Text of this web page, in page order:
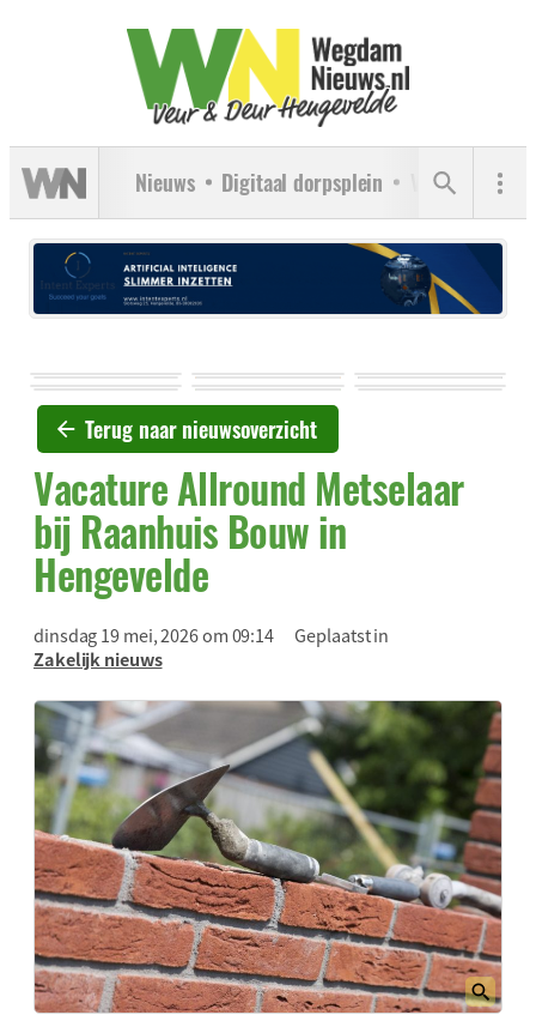
Nieuws Digitaal dorpsplein Verenigingen
Terug naar nieuwsoverzicht
Vacature Allround Metselaar
bij Raanhuis Bouw in
Hengevelde
dinsdag 19 mei, 2026 om 09:14
Geplaatst in
Zakelijk nieuws